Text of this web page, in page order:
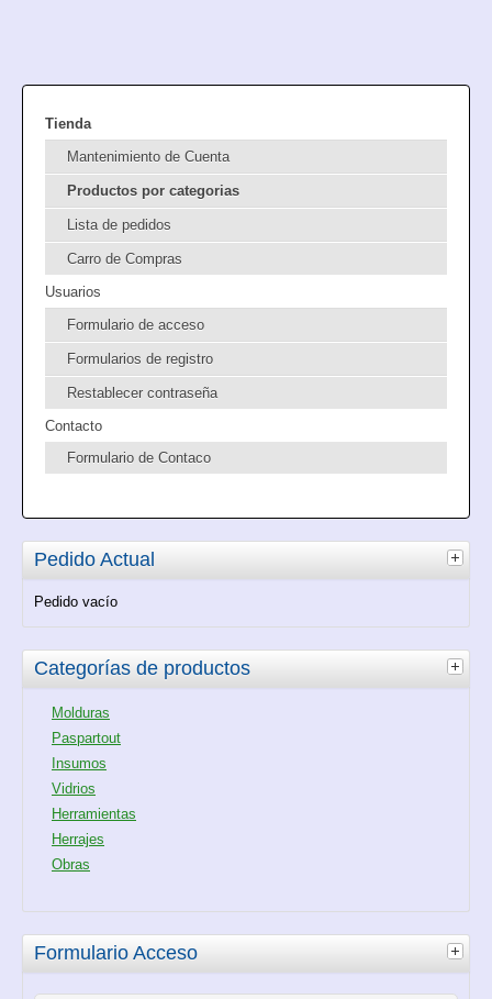
Tienda
Mantenimiento de Cuenta
Productos por categorias
Lista de pedidos
Carro de Compras
Usuarios
Formulario de acceso
Formularios de registro
Restablecer contraseña
Contacto
Formulario de Contaco
Pedido Actual
Pedido vacío
Categorías de productos
Molduras
Paspartout
Insumos
Vidrios
Herramientas
Herrajes
Obras
Formulario Acceso